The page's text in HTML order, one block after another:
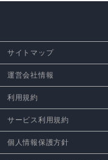
サイトマップ
運営会社情報
利用規約
サービス利用規約
個人情報保護方針